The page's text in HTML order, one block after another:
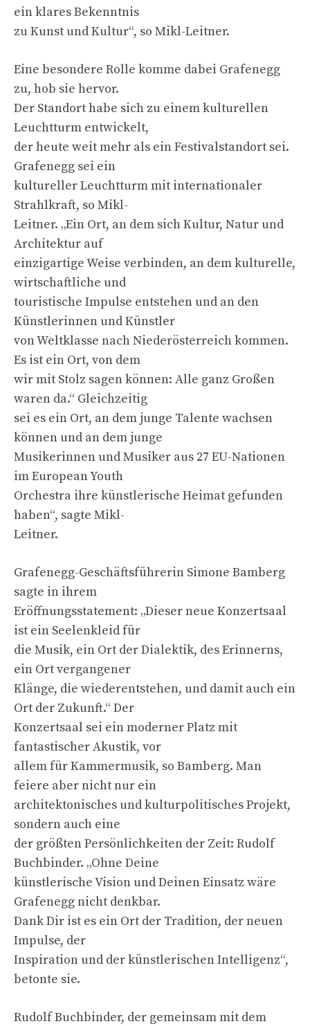
ein klares Bekenntnis
zu Kunst und Kultur“, so Mikl-Leitner.
Eine besondere Rolle komme dabei Grafenegg
zu, hob sie hervor.
Der Standort habe sich zu einem kulturellen
Leuchtturm entwickelt,
der heute weit mehr als ein Festivalstandort sei.
Grafenegg sei ein
kultureller Leuchtturm mit internationaler
Strahlkraft, so Mikl-
Leitner. „Ein Ort, an dem sich Kultur, Natur und
Architektur auf
einzigartige Weise verbinden, an dem kulturelle,
wirtschaftliche und
touristische Impulse entstehen und an den
Künstlerinnen und Künstler
von Weltklasse nach Niederösterreich kommen.
Es ist ein Ort, von dem
wir mit Stolz sagen können: Alle ganz Großen
waren da.“ Gleichzeitig
sei es ein Ort, an dem junge Talente wachsen
können und an dem junge
Musikerinnen und Musiker aus 27 EU-Nationen
im European Youth
Orchestra ihre künstlerische Heimat gefunden
haben“, sagte Mikl-
Leitner.
Grafenegg-Geschäftsführerin Simone Bamberg
sagte in ihrem
Eröffnungsstatement: „Dieser neue Konzertsaal
ist ein Seelenkleid für
die Musik, ein Ort der Dialektik, des Erinnerns,
ein Ort vergangener
Klänge, die wiederentstehen, und damit auch ein
Ort der Zukunft.“ Der
Konzertsaal sei ein moderner Platz mit
fantastischer Akustik, vor
allem für Kammermusik, so Bamberg. Man
feiere aber nicht nur ein
architektonisches und kulturpolitisches Projekt,
sondern auch eine
der größten Persönlichkeiten der Zeit: Rudolf
Buchbinder. „Ohne Deine
künstlerische Vision und Deinen Einsatz wäre
Grafenegg nicht denkbar.
Dank Dir ist es ein Ort der Tradition, der neuen
Impulse, der
Inspiration und der künstlerischen Intelligenz“,
betonte sie.
Rudolf Buchbinder, der gemeinsam mit dem